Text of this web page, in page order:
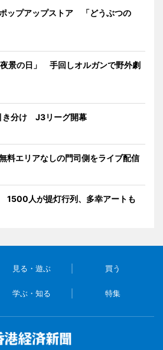
ップアップストア 「どうぶつの
景の日」 手回しオルガンで野外劇
き分け J3リーグ開幕
料エリアなしの門司側をライブ配信
1500人が提灯行列、多幸アートも
見る・遊ぶ 買う
学ぶ・知る 特集